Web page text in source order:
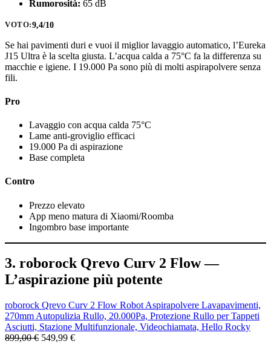
Rumorosità: 65 dB
VOTO:9,4/10
Se hai pavimenti duri e vuoi il miglior lavaggio automatico, l’Eureka
J15 Ultra è la scelta giusta. L’acqua calda a 75°C fa la differenza su
macchie e igiene. I 19.000 Pa sono più di molti aspirapolvere senza
fili.
Pro
Lavaggio con acqua calda 75°C
Lame anti-groviglio efficaci
19.000 Pa di aspirazione
Base completa
Contro
Prezzo elevato
App meno matura di Xiaomi/Roomba
Ingombro base importante
3. roborock Qrevo Curv 2 Flow —
L’aspirazione più potente
roborock Qrevo Curv 2 Flow Robot Aspirapolvere Lavapavimenti,
270mm Autopulizia Rullo, 20.000Pa, Protezione Rullo per Tappeti
Asciutti, Stazione Multifunzionale, Videochiamata, Hello Rocky
899,00 € 549,99 €